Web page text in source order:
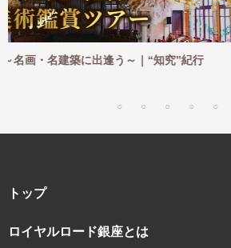
行
海外ハイキングツアー ～憧れの地
トップ
ロイヤルロード銀座とは